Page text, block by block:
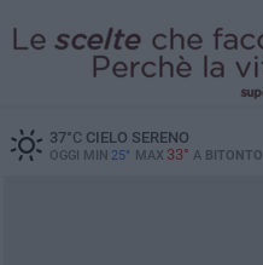
37°CCIELO SERENO
OGGI MIN 25° MAX 33° A BITONTO